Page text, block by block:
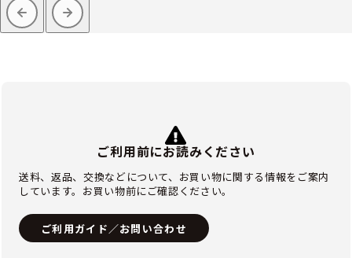
ご利用前にお読みください
送料、返品、交換などについて、お買い物に関する情報をご案内
しています。お買い物前にご確認ください。
ご利用ガイド／お問い合わせ